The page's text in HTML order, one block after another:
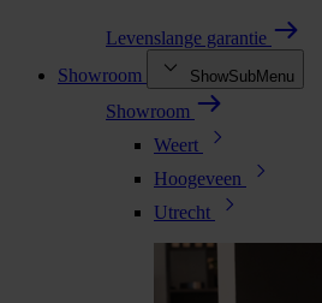
Levenslange garantie
Showroom
ShowSubMenu
Showroom
Weert
Hoogeveen
Utrecht